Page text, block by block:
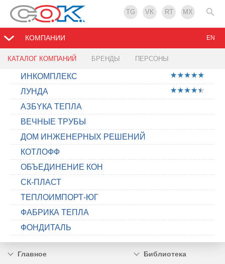
TG VK RT MX
КОМПАНИИ
КАТАЛОГ КОМПАНИЙ БРЕНДЫ ПЕРСОНЫ
EN
ИНКОМПЛЕКС
ЛУНДА
АЗБYКА ТЕПЛА
ВЕЧНЫЕ ТРУБЫ
ДОМ ИНЖЕНЕРНЫХ РЕШЕНИЙ
КОТЛОФФ
ОБЪЕДИНЕНИЕ КОН
СК-ПЛАСТ
ТЕПЛОИМПОРТ-ЮГ
ФАБРИКА ТЕПЛА
ФОНДИТАЛЬ
Главное
Библиотека